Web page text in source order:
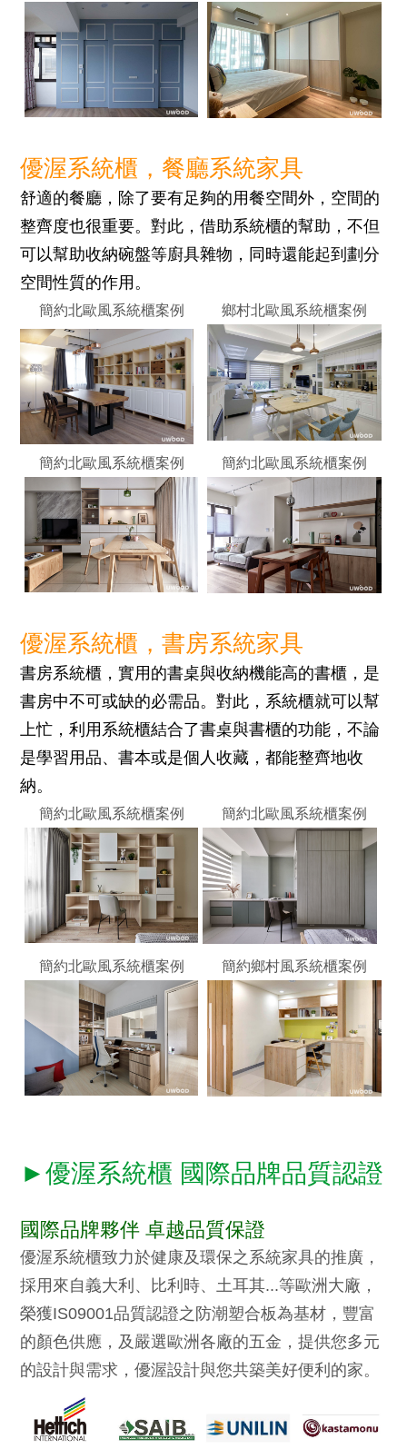
優渥系統櫃，餐廳系統家具
舒適的餐廳，除了要有足夠的用餐空間外，空間的
整齊度也很重要。對此，借助系統櫃的幫助，不但
可以幫助收納碗盤等廚具雜物，同時還能起到劃分
空間性質的作用。
簡約北歐風系統櫃案例 鄉村北歐風系統櫃案例
簡約北歐風系統櫃案例 簡約北歐風系統櫃案例
優渥系統櫃，書房系統家具
書房系統櫃，實用的書桌與收納機能高的書櫃，是
書房中不可或缺的必需品。對此，系統櫃就可以幫
上忙，利用系統櫃結合了書桌與書櫃的功能，不論
是學習用品、書本或是個人收藏，都能整齊地收
納。
簡約北歐風系統櫃案例 簡約北歐風系統櫃案例
簡約北歐風系統櫃案例 簡約鄉村風系統櫃案例
►優渥系統櫃 國際品牌品質認證
國際品牌夥伴 卓越品質保證
優渥系統櫃致力於健康及環保之系統家具的推廣，
採用來自義大利、比利時、土耳其...等歐洲大廠，
榮獲IS09001品質認證之防潮塑合板為基材，豐富
的顏色供應，及嚴選歐洲各廠的五金，提供您多元
的設計與需求，優渥設計與您共築美好便利的家。